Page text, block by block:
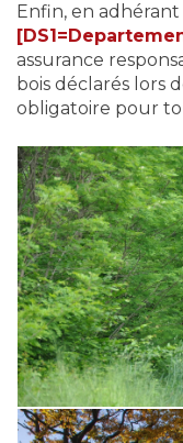
Enfin, en adhérant
assurance
bois déclarés lors
obligatoire pour